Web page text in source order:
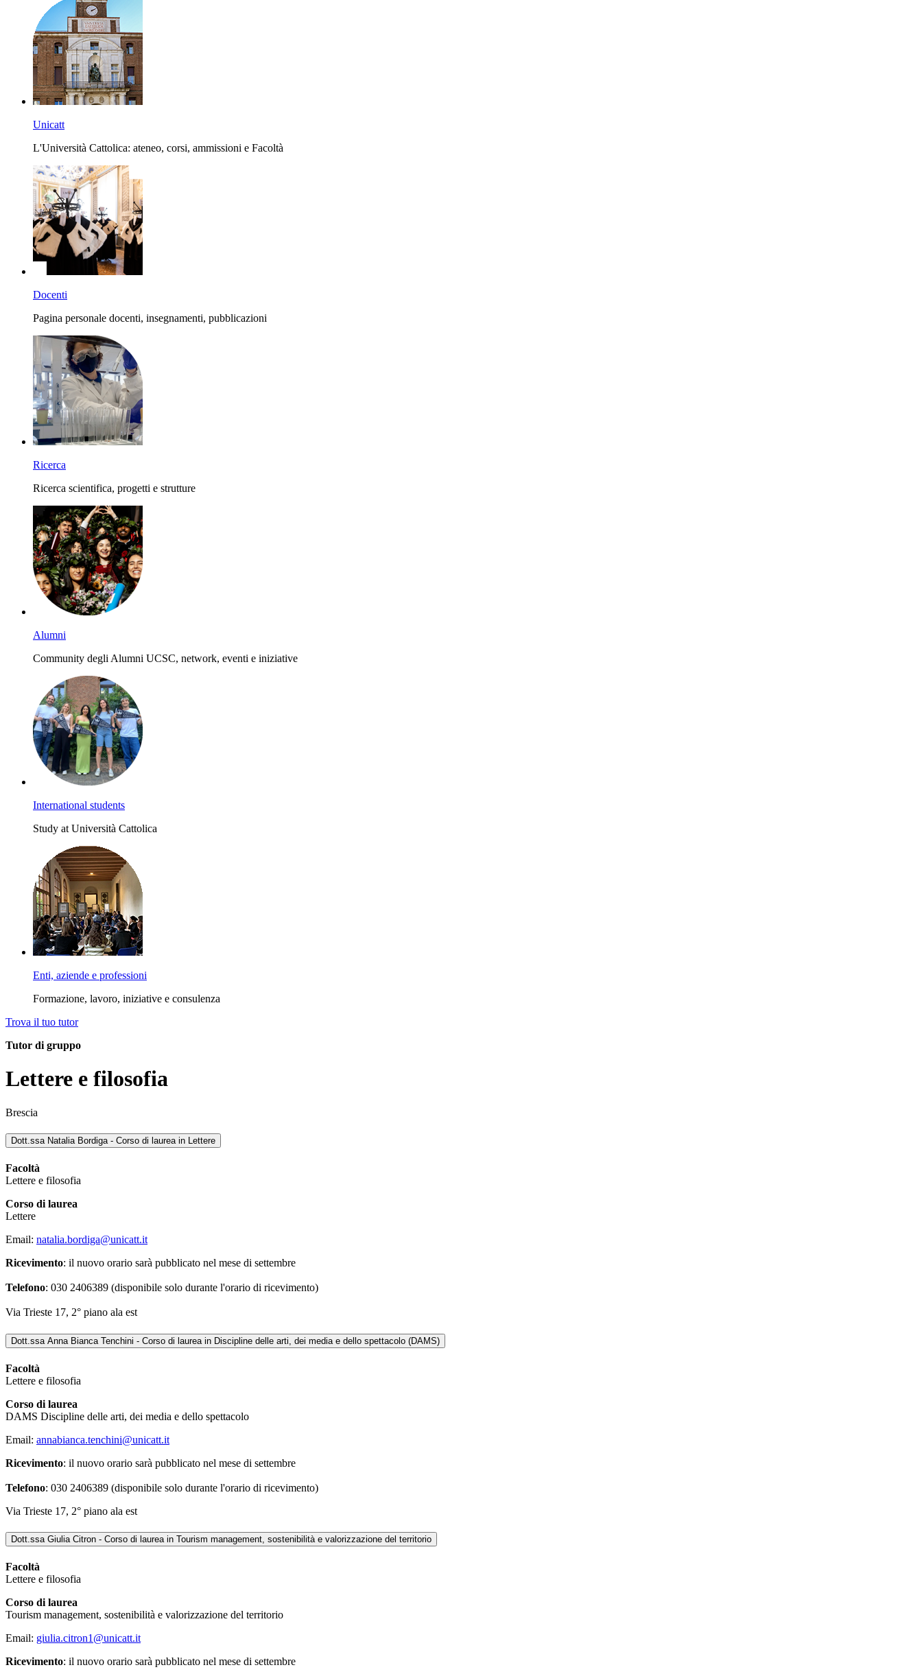
Unicatt
L'Università Cattolica: ateneo, corsi, ammissioni e Facoltà
Docenti
Pagina personale docenti, insegnamenti, pubblicazioni
Ricerca
Ricerca scientifica, progetti e strutture
Alumni
Community degli Alumni UCSC, network, eventi e iniziative
International students
Study at Università Cattolica
Enti, aziende e professioni
Formazione, lavoro, iniziative e consulenza
Trova il tuo tutor
Tutor di gruppo
Lettere e filosofia
Brescia
Dott.ssa Natalia Bordiga - Corso di laurea in Lettere
Facoltà
Lettere e filosofia
Corso di laurea
Lettere
Email: natalia.bordiga@unicatt.it
Ricevimento: il nuovo orario sarà pubblicato nel mese di settembre
Telefono: 030 2406389 (disponibile solo durante l'orario di ricevimento)
Via Trieste 17, 2° piano ala est
Dott.ssa Anna Bianca Tenchini - Corso di laurea in Discipline delle arti, dei media e dello spettacolo (DAMS)
Facoltà
Lettere e filosofia
Corso di laurea
DAMS Discipline delle arti, dei media e dello spettacolo
Email: annabianca.tenchini@unicatt.it
Ricevimento: il nuovo orario sarà pubblicato nel mese di settembre
Telefono: 030 2406389 (disponibile solo durante l'orario di ricevimento)
Via Trieste 17, 2° piano ala est
Dott.ssa Giulia Citron - Corso di laurea in Tourism management, sostenibilità e valorizzazione del territorio
Facoltà
Lettere e filosofia
Corso di laurea
Tourism management, sostenibilità e valorizzazione del territorio
Email: giulia.citron1@unicatt.it
Ricevimento: il nuovo orario sarà pubblicato nel mese di settembre